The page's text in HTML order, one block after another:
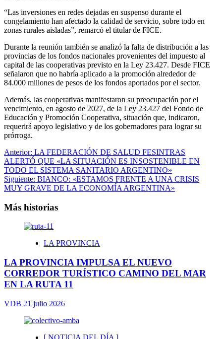
“Las inversiones en redes dejadas en suspenso durante el
congelamiento han afectado la calidad de servicio, sobre todo en
zonas rurales aisladas”, remarcó el titular de FICE.
Durante la reunión también se analizó la falta de distribución a las
provincias de los fondos nacionales provenientes del impuesto al
capital de las cooperativas previsto en la Ley 23.427. Desde FICE
señalaron que no habría aplicado a la promoción alrededor de
84.000 millones de pesos de los fondos aportados por el sector.
Además, las cooperativas manifestaron su preocupación por el
vencimiento, en agosto de 2027, de la Ley 23.427 del Fondo de
Educación y Promoción Cooperativa, situación que, indicaron,
requerirá apoyo legislativo y de los gobernadores para lograr su
prórroga.
Navegación
de
entradas
Anterior: LA FEDERACIÓN DE SALUD FESINTRAS
ALERTÓ QUE «LA SITUACIÓN ES INSOSTENIBLE EN
TODO EL SISTEMA SANITARIO ARGENTINO»
Siguiente: BIANCO: «ESTAMOS FRENTE A UNA CRISIS
MUY GRAVE DE LA ECONOMÍA ARGENTINA»
Más historias
LA PROVINCIA
LA PROVINCIA IMPULSA EL NUEVO
CORREDOR TURÍSTICO CAMINO DEL MAR
EN LA RUTA 11
VDB 21 julio 2026
[ NOTICIA DEL DÍA ]